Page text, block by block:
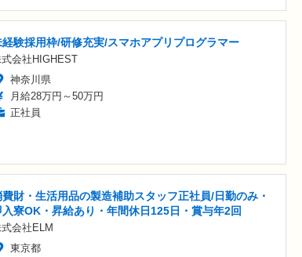
経験採用枠/研修充実/スマホアプリプログラマー
会社HIGHEST
神奈川県
月給28万円～50万円
正社員
費財・生活用品の製造補助スタッフ正社員/日勤のみ・
入寮OK・昇給あり・年間休日125日・賞与年2回
会社ELM
東京都